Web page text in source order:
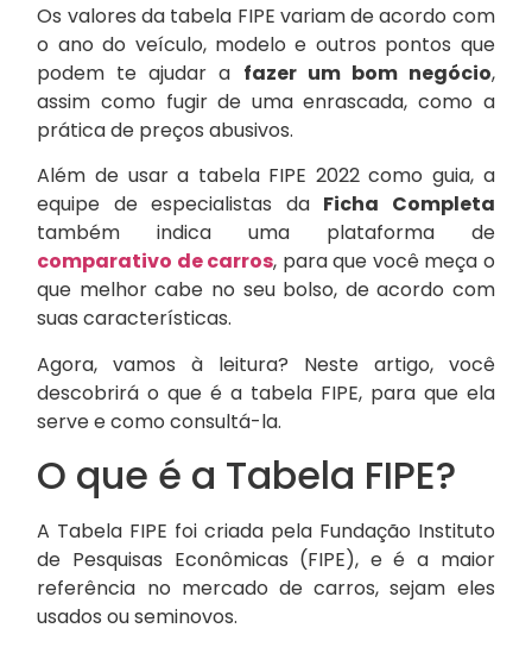
Os valores da tabela FIPE variam de acordo com
o ano do veículo, modelo e outros pontos que
podem te ajudar a fazer um bom negócio,
assim como fugir de uma enrascada, como a
prática de preços abusivos.
Além de usar a tabela FIPE 2022 como guia, a
equipe de especialistas da Ficha Completa
também indica uma plataforma de
comparativo de carros, para que você meça o
que melhor cabe no seu bolso, de acordo com
suas características.
Agora, vamos à leitura? Neste artigo, você
descobrirá o que é a tabela FIPE, para que ela
serve e como consultá-la.
O que é a Tabela FIPE?
A Tabela FIPE foi criada pela Fundação Instituto
de Pesquisas Econômicas (FIPE), e é a maior
referência no mercado de carros, sejam eles
usados ou seminovos.